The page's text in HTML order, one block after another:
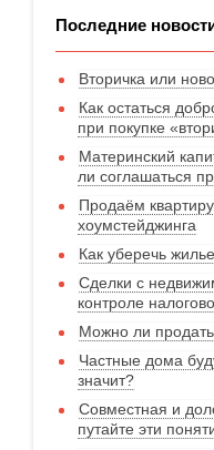
Последние
Вторичка или
Как остаться
при покупке
Материнский
ли соглашаться
Продаём
хоумстейджинга
Как уберечь
Сделки с
контроле
Можно ли продать
Частные дома
значит?
Совместная и
путайте эти